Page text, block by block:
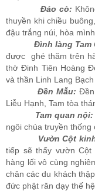
Đảo cò:
thuyền khi chiều
đậu trắng núi, hòa
Đình làng Tam
được ghé thăm trên
thờ Đinh Tiên Hoàng
và thần Linh Lang Bạch
Đền Mẫu:
Liễu Hạnh, Tam tòa
Tam quan nội:
ngôi chùa truyền thống
Vườn Cột
tiếp sẽ thấy vườn
hàng lối vô cùng
chân các du khách
đức phật răn dạy thế hệ